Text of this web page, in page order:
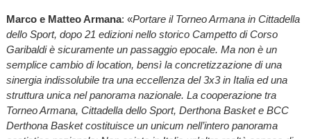
Marco e Matteo Armana: «Portare il Torneo Armana in Cittadella
dello Sport, dopo 21 edizioni nello storico Campetto di Corso
Garibaldi è sicuramente un passaggio epocale. Ma non è un
semplice cambio di location, bensì la concretizzazione di una
sinergia indissolubile tra una eccellenza del 3x3 in Italia ed una
struttura unica nel panorama nazionale. La cooperazione tra
Torneo Armana, Cittadella dello Sport, Derthona Basket e BCC
Derthona Basket costituisce un unicum nell’intero panorama